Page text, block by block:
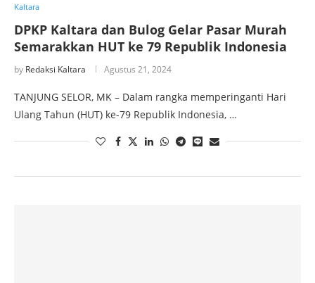
Kaltara
DPKP Kaltara dan Bulog Gelar Pasar Murah
Semarakkan HUT ke 79 Republik Indonesia
by Redaksi Kaltara Agustus 21, 2024
TANJUNG SELOR, MK – Dalam rangka memperinganti Hari
Ulang Tahun (HUT) ke-79 Republik Indonesia, …